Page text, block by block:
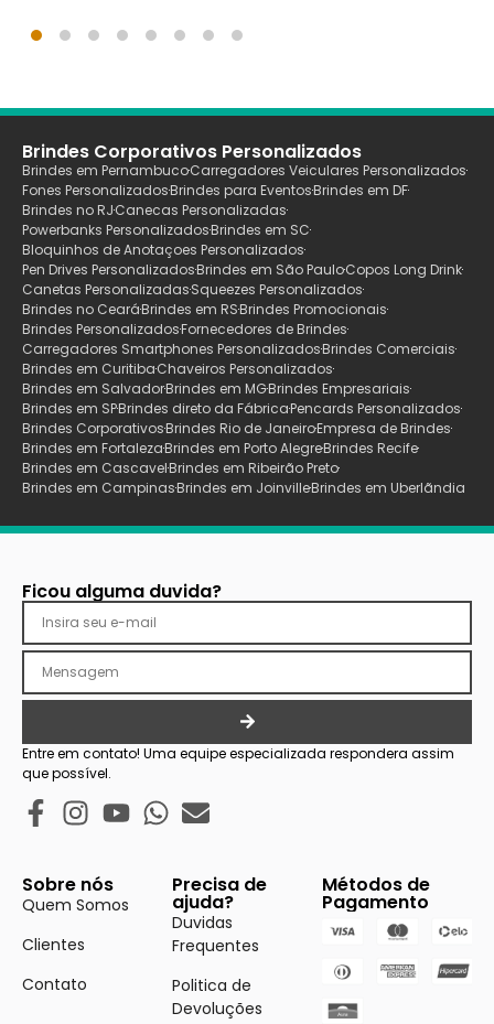
Brindes Corporativos Personalizados
Brindes em PernambucoCarregadores Veiculares Personalizados
Fones PersonalizadosBrindes para EventosBrindes em DF
Brindes no RJCanecas Personalizadas
Powerbanks PersonalizadosBrindes em SC
Bloquinhos de Anotaçoes Personalizados
Pen Drives PersonalizadosBrindes em São PauloCopos Long Drink
Canetas PersonalizadasSqueezes Personalizados
Brindes no CearáBrindes em RSBrindes Promocionais
Brindes PersonalizadosFornecedores de Brindes
Carregadores Smartphones PersonalizadosBrindes Comerciais
Brindes em CuritibaChaveiros Personalizados
Brindes em SalvadorBrindes em MGBrindes Empresariais
Brindes em SPBrindes direto da FábricaPencards Personalizados
Brindes CorporativosBrindes Rio de JaneiroEmpresa de Brindes
Brindes em FortalezaBrindes em Porto AlegreBrindes Recife
Brindes em CascavelBrindes em Ribeirão Preto
Brindes em CampinasBrindes em JoinvilleBrindes em Uberlãndia
Ficou alguma duvida?
Entre em contato! Uma equipe especializada respondera assim
que possível.
Sobre nós
Quem Somos
Clientes
Contato
Precisa de
ajuda?
Duvidas
Frequentes
Politica de
Devoluções
Métodos de
Pagamento